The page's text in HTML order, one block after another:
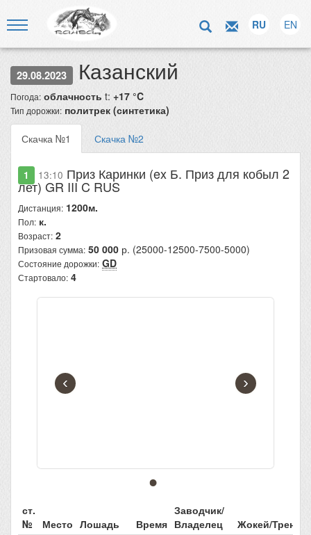
RU EN
29.08.2023 Казанский
Погода: облачность t: +17 °C
Тип дорожки: политрек (синтетика)
Скачка №1 Скачка №2
1 13:10 Приз Каринки (ex Б. Приз для кобыл 2
лет) GR III C RUS
Дистанция: 1200м.
Пол: к.
Возраст: 2
Призовая сумма: 50 000 р. (25000-12500-7500-5000)
Состояние дорожки: GD
Стартовало: 4
‹ ›
ст.
№
Место Лошадь Время
Заводчик/
Владелец
Жокей/